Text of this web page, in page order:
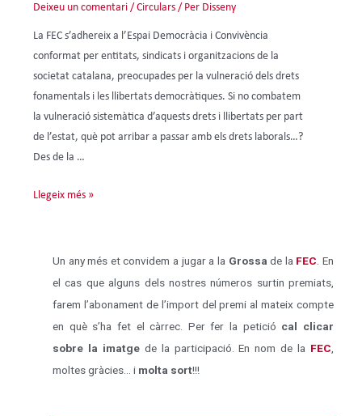
Deixeu un comentari /Circulars / Per Disseny
La FEC s’adhereix a l’Espai Democràcia i Convivència
conformat per entitats, sindicats i organitzacions de la
societat catalana, preocupades per la vulneració dels drets
fonamentals i les llibertats democràtiques. Si no combatem
la vulneració sistemàtica d’aquests drets i llibertats per part
de l’estat, què pot arribar a passar amb els drets laborals…?
Des de la …
Llegeix més »
Un any més et convidem a jugar a la Grossa de la FEC. En
el cas que alguns dels nostres números surtin premiats,
farem l’abonament de l’import del premi al mateix compte
en què s’ha fet el càrrec. Per fer la petició cal clicar
sobre la imatgede la participació. En nom de la FEC,
moltes gràcies… i molta sort!!!